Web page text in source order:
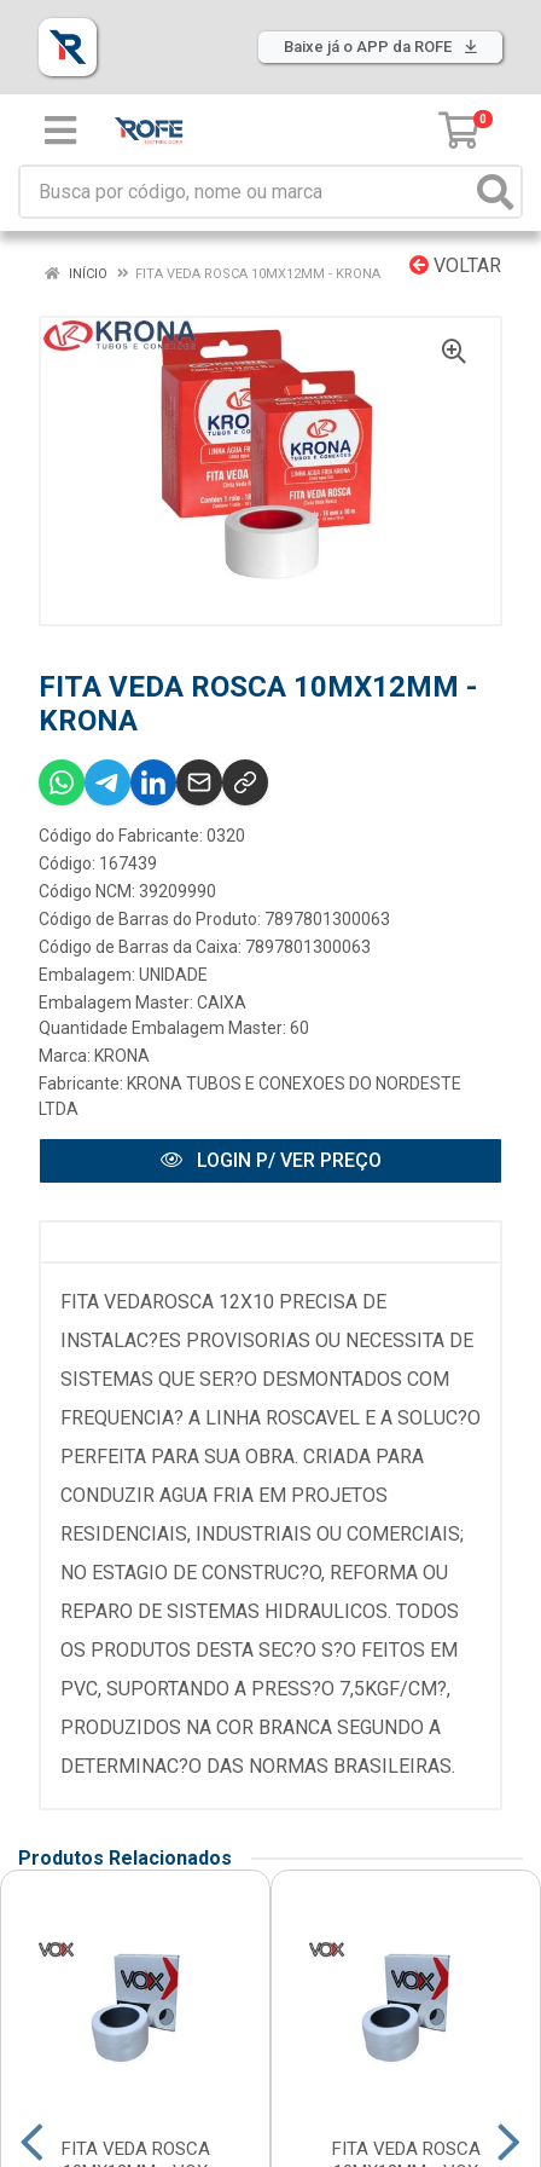
Baixe já o APP da ROFE
0
VOLTAR
INÍCIO FITA VEDA ROSCA 10MX12MM - KRONA
FITA VEDA ROSCA 10MX12MM -
KRONA
Código do Fabricante: 0320
Código: 167439
Código NCM: 39209990
Código de Barras do Produto: 7897801300063
Código de Barras da Caixa: 7897801300063
Embalagem: UNIDADE
Embalagem Master: CAIXA
Quantidade Embalagem Master: 60
Marca: KRONA
Fabricante: KRONA TUBOS E CONEXOES DO NORDESTE
LTDA
LOGIN P/ VER PREÇO
FITA VEDAROSCA 12X10 PRECISA DE
INSTALAC?ES PROVISORIAS OU NECESSITA DE
SISTEMAS QUE SER?O DESMONTADOS COM
FREQUENCIA? A LINHA ROSCAVEL E A SOLUC?O
PERFEITA PARA SUA OBRA. CRIADA PARA
CONDUZIR AGUA FRIA EM PROJETOS
RESIDENCIAIS, INDUSTRIAIS OU COMERCIAIS;
NO ESTAGIO DE CONSTRUC?O, REFORMA OU
REPARO DE SISTEMAS HIDRAULICOS. TODOS
OS PRODUTOS DESTA SEC?O S?O FEITOS EM
PVC, SUPORTANDO A PRESS?O 7,5KGF/CM?,
PRODUZIDOS NA COR BRANCA SEGUNDO A
DETERMINAC?O DAS NORMAS BRASILEIRAS.
Produtos Relacionados
FITA VEDA ROSCA
FITA VEDA ROSCA